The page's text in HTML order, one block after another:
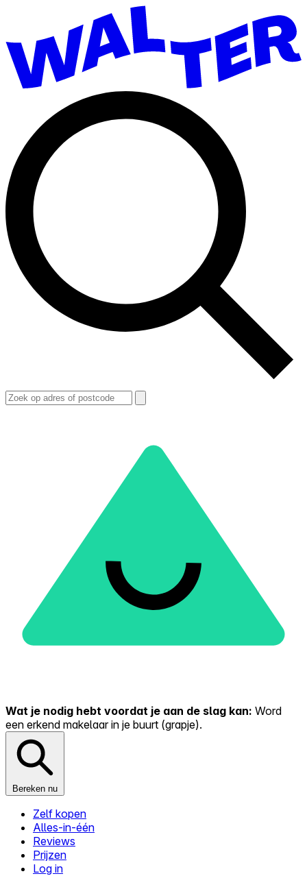
Wat je nodig hebt voordat je aan de slag kan: Word
een erkend makelaar in je buurt (grapje).
Bereken nu
Zelf kopen
Alles-in-één
Reviews
Prijzen
Log in